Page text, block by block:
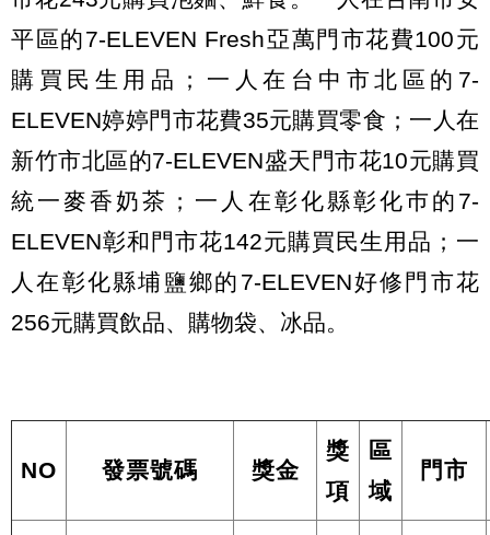
平區的7-ELEVEN Fresh亞萬門市花費100元
購買民生用品；一人在台中市北區的7-
ELEVEN婷婷門市花費35元購買零食；一人在
新竹市北區的7-ELEVEN盛天門市花10元購買
統一麥香奶茶；一人在彰化縣彰化巿的7-
ELEVEN彰和門市花142元購買民生用品；一
人在彰化縣埔鹽鄉的7-ELEVEN好修門市花
256元購買飲品、購物袋、冰品。
NO 發票號碼 獎金
獎
項
區
域
門市